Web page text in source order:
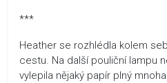
***
Heather se rozhlédla kolem
cestu. Na další pouliční lampu
vylepila nějaký papír plný